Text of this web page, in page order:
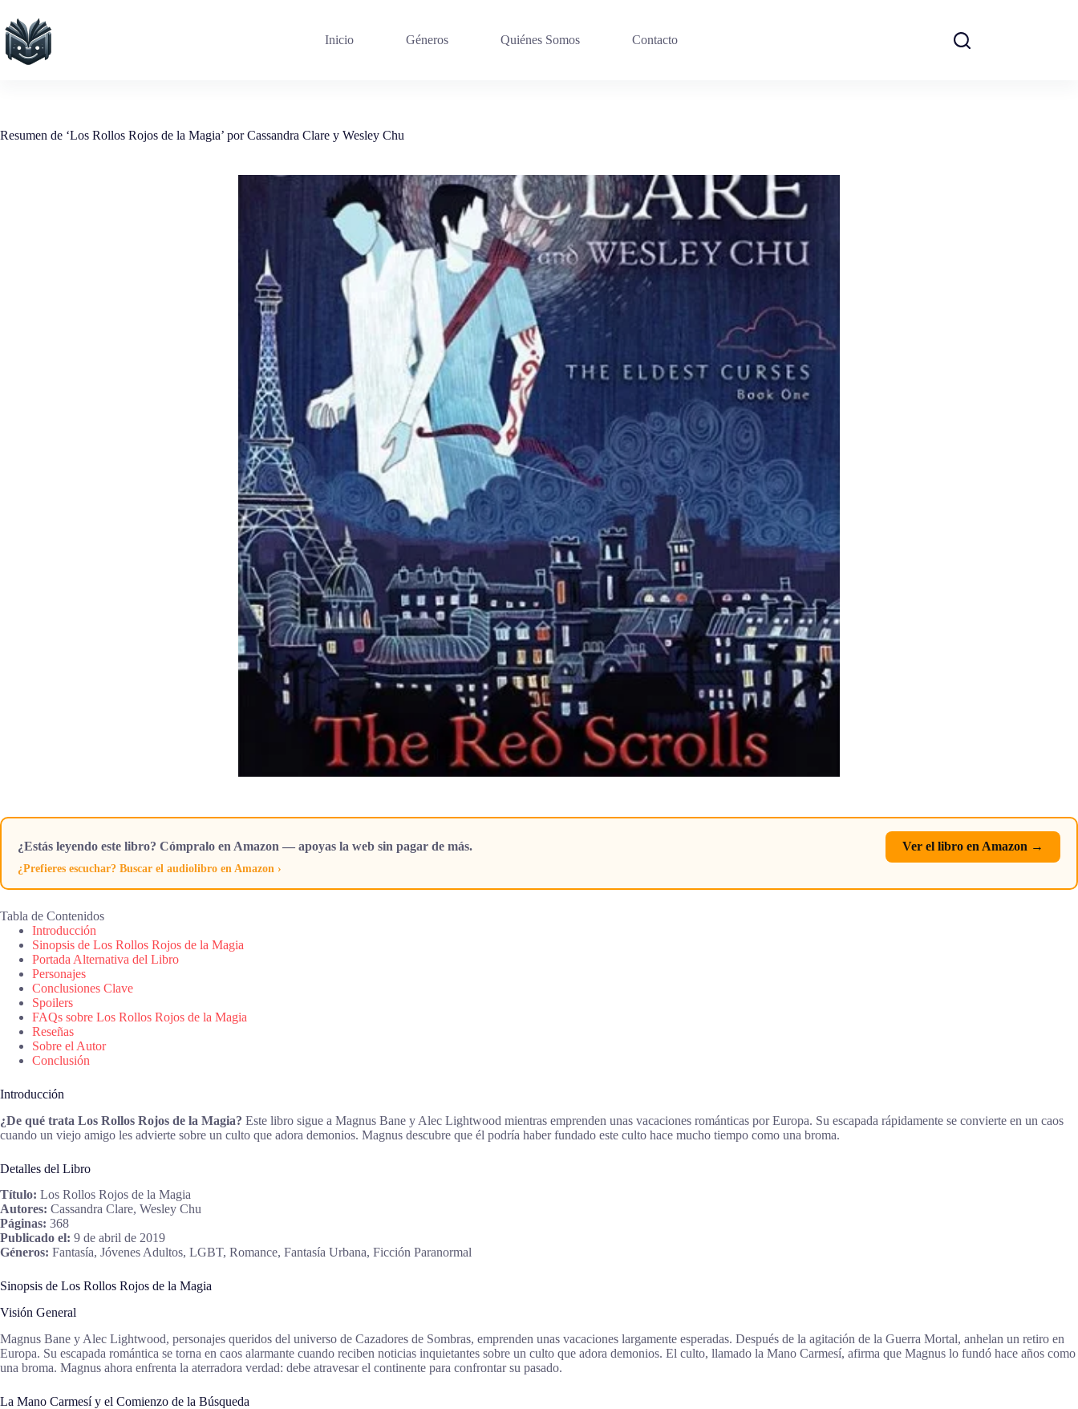
contenido
Inicio Géneros Quiénes Somos Contacto
Resumen de ‘Los Rollos Rojos de la Magia’ por Cassandra Clare y Wesley Chu
¿Estás leyendo este libro? Cómpralo en Amazon — apoyas la web sin pagar de más. Ver el libro en Amazon →
¿Prefieres escuchar? Buscar el audiolibro en Amazon ›
Tabla de Contenidos
Introducción
Sinopsis de Los Rollos Rojos de la Magia
Portada Alternativa del Libro
Personajes
Conclusiones Clave
Spoilers
FAQs sobre Los Rollos Rojos de la Magia
Reseñas
Sobre el Autor
Conclusión
Introducción
¿De qué trata Los Rollos Rojos de la Magia? Este libro sigue a Magnus Bane y Alec Lightwood mientras emprenden unas vacaciones románticas por Europa. Su escapada rápidamente se convierte en un caos
cuando un viejo amigo les advierte sobre un culto que adora demonios. Magnus descubre que él podría haber fundado este culto hace mucho tiempo como una broma.
Detalles del Libro
Título: Los Rollos Rojos de la Magia
Autores: Cassandra Clare, Wesley Chu
Páginas: 368
Publicado el: 9 de abril de 2019
Géneros: Fantasía, Jóvenes Adultos, LGBT, Romance, Fantasía Urbana, Ficción Paranormal
Sinopsis de Los Rollos Rojos de la Magia
Visión General
Magnus Bane y Alec Lightwood, personajes queridos del universo de Cazadores de Sombras, emprenden unas vacaciones largamente esperadas. Después de la agitación de la Guerra Mortal, anhelan un retiro en
Europa. Su escapada romántica se torna en caos alarmante cuando reciben noticias inquietantes sobre un culto que adora demonios. El culto, llamado la Mano Carmesí, afirma que Magnus lo fundó hace años como
una broma. Magnus ahora enfrenta la aterradora verdad: debe atravesar el continente para confrontar su pasado.
La Mano Carmesí y el Comienzo de la Búsqueda